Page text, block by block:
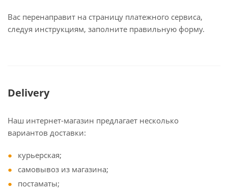
Вас перенаправит на страницу платежного сервиса,
следуя инструкциям, заполните правильную форму.
Delivery
Наш интернет-магазин предлагает несколько
вариантов доставки:
курьерская;
самовывоз из магазина;
постаматы;